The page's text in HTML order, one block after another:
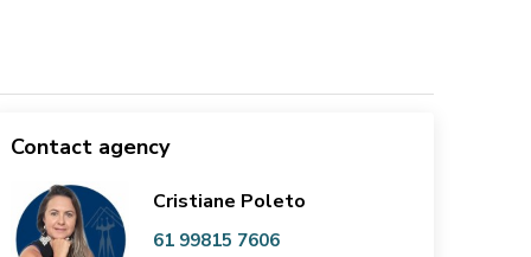
Contact agency
Cristiane Poleto
61 99815 7606